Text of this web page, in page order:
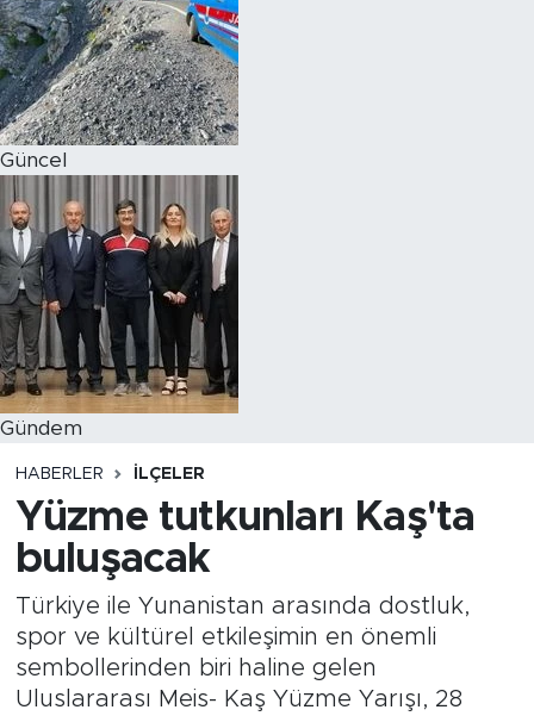
Güncel
Gündem
HABERLER İLÇELER
Yüzme tutkunları Kaş'ta
buluşacak
Türkiye ile Yunanistan arasında dostluk,
spor ve kültürel etkileşimin en önemli
sembollerinden biri haline gelen
Uluslararası Meis- Kaş Yüzme Yarışı, 28
Magazin
Özel Haber
Politika
Resmi İlanlar
Sağlık
Spor
Turizm